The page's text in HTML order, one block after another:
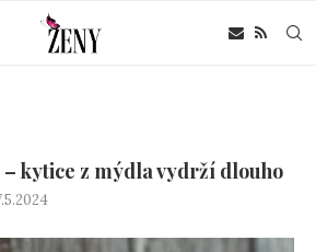
– kytice z mýdla vydrží dlouho